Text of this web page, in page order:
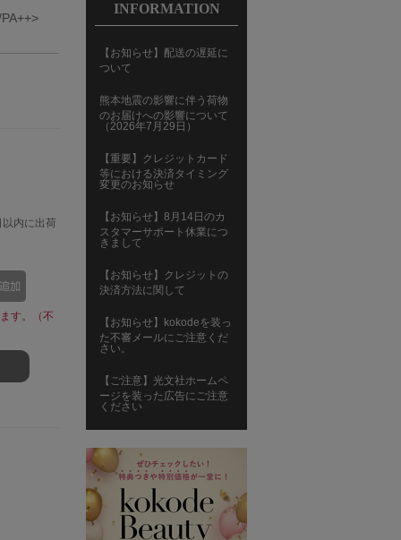
内に出荷
す。（不
INFORMATION
【お知らせ】配送の遅延に
ついて
熊本地震の影響に伴う荷物
のお届けへの影響について
（2026年7月29日）
【重要】クレジットカード
等における決済タイミング
変更のお知らせ
【お知らせ】8月14日のカ
スタマーサポート休業につ
きまして
【お知らせ】クレジットの
決済方法に関して
【お知らせ】kokodeを装っ
た不審メールにご注意くだ
さい。
【ご注意】光文社ホームペ
ージを装った広告にご注意
ください